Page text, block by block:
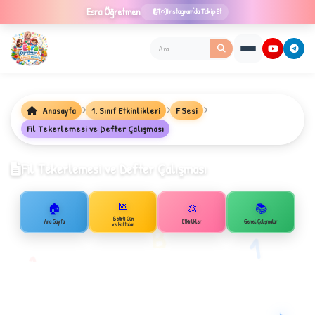
Esra Öğretmen Instagram'da Takip Et
B
✦
Anasayfa 1. Sınıf Etkinlikleri
F Sesi
Fil Tekerlemesi ve Defter Çalışması
Fil Tekerlemesi ve Defter Çalışması
🏠
Ana Sayfa
📅
Belirli Gün
ve Haftalar
🎨
Etkinlikler
📚
Genel Çalışmalar
1